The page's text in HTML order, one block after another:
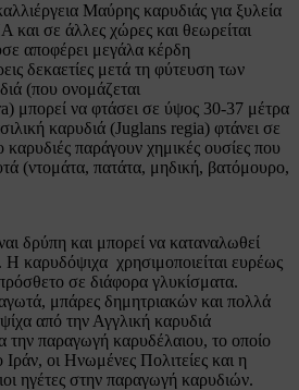
Μαύρης καρυδιάς για ξυλεία
και σε άλλες χώρες και θεωρείται
αποφέρει μεγάλα κέρδη
δεκαετίες μετά τη φύτευση των
(που ονομάζεται
μπορεί να φτάσει σε ύψος 30-37 μέτρα
καρυδιά (Juglans regia) φτάνει σε
παράγουν χημικές ουσίες που
(ντομάτα, πατάτα, μηδική, βατόμουρο,
δρύπη και μπορεί να καταναλωθεί
καρυδόψιχα χρησιμοποιείται ευρέως
σε διάφορα γλυκίσματα.
μπάρες δημητριακών και πολλά
από την Αγγλική καρυδιά
την παραγωγή καρυδέλαιου, το οποίο
οι Ηνωμένες Πολιτείες και η
ηγέτες στην παραγωγή καρυδιών.